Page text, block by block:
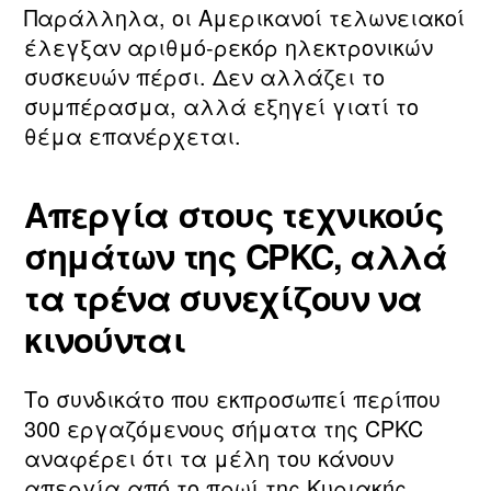
Παράλληλα, οι Αμερικανοί τελωνειακοί
έλεγξαν αριθμό‑ρεκόρ ηλεκτρονικών
συσκευών πέρσι. Δεν αλλάζει το
συμπέρασμα, αλλά εξηγεί γιατί το
θέμα επανέρχεται.
Απεργία στους τεχνικούς
σημάτων της CPKC, αλλά
τα τρένα συνεχίζουν να
κινούνται
Το συνδικάτο που εκπροσωπεί περίπου
300 εργαζόμενους σήματα της CPKC
αναφέρει ότι τα μέλη του κάνουν